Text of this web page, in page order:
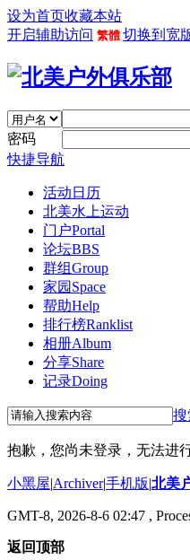
设为首页收藏本站
开启辅助访问 繁體 切换到宽
密码
快捷导航
活动日历
北美水上运动
门户Portal
论坛BBS
群组Group
家园 Space
帮助Help
排行榜Ranklist
相册Album
分享Share
记录Doing
搜
抱歉，您尚未登录，无法进
小黑屋|Archiver|手机版|北美
GMT-8, 2026-8-6 02:47 ,
返回顶部